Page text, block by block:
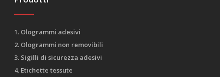
1. Ologrammi adesivi
2. Ologrammi non removibili
3. Sigilli di sicurezza adesivi
4. Etichette tessute